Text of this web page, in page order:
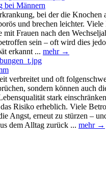
bei Männern
bei der die Knochen
und brechen leichter. Viele
mit Frauen nach den
sein – oft wird dies
erkannt ... mehr →
verbreitet und oft
sondern können auch
stark
Risiko erheblich. Viele
Angst, erneut zu stürzen –
dem Alltag zurück ... mehr →